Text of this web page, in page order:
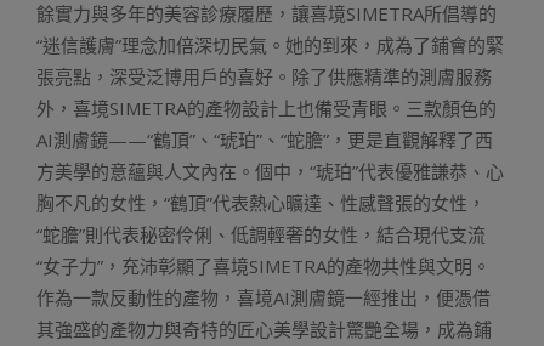
餘實力與多年的美容診療履歷，讓喜境SIMETRA所倡導的
“迷信護膚”理念加倍深切民氣。她的到來，成為了鋪會的緊
張亮點，深受泛博用戶的喜好。除了供應精準的測膚服務
外，喜境SIMETRA的產物設計上也備受青眼。三款顏色的
AI測膚鏡——“鶴頂”、“琥珀”、“蛇膽”，更是直觀解釋了西
方美學的意蘊與人文內在。個中，“琥珀”代表優雅謙恭、心
胸不凡的女性，“鶴頂”代表熱心曠達、性感聲張的女性，
“蛇膽”則代表秘密伶俐、低調輕奢的女性，結合現代支流
“女子力”，充沛彰顯了喜境SIMETRA的產物共性與文明。
作為一款反動性的產物，喜境AI測膚鏡一經推出，便憑借
其強盛的產物力與奇特的匠心美學設計驚艷全場，成為鋪